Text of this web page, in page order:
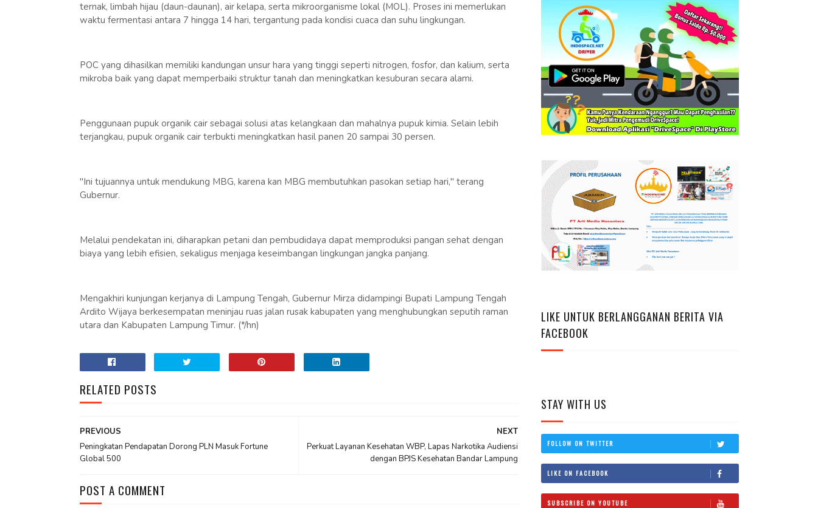
ternak, limbah hijau (daun-daunan), air kelapa, serta mikroorganisme lokal (MOL). Proses ini memerlukan
waktu fermentasi antara 7 hingga 14 hari, tergantung pada kondisi cuaca dan suhu lingkungan.
POC yang dihasilkan memiliki kandungan unsur hara yang tinggi seperti nitrogen, fosfor, dan kalium, serta
mikroba baik yang dapat memperbaiki struktur tanah dan meningkatkan kesuburan secara alami.
Penggunaan pupuk organik cair sebagai solusi atas kelangkaan dan mahalnya pupuk kimia. Selain lebih
terjangkau, pupuk organik cair terbukti meningkatkan hasil panen 20 sampai 30 persen.
"Ini tujuannya untuk mendukung MBG, karena kan MBG membutuhkan pasokan setiap hari," terang
Gubernur.
Melalui pendekatan ini, diharapkan petani dan pembudidaya dapat memproduksi pangan sehat dengan
biaya yang lebih efisien, sekaligus menjaga keseimbangan lingkungan jangka panjang.
Mengakhiri kunjungan kerjanya di Lampung Tengah, Gubernur Mirza didampingi Bupati Lampung Tengah
Ardito Wijaya berkesempatan meninjau ruas jalan rusak kabupaten yang menghubungkan seputih raman
utara dan Kabupaten Lampung Timur. (*/hn)
RELATED POSTS
NEXT
Perkuat Layanan Kesehatan WBP, Lapas Narkotika Audiensi
dengan BPJS Kesehatan Bandar Lampung
PREVIOUS
Peningkatan Pendapatan Dorong PLN Masuk Fortune
Global 500
POST A COMMENT
LIKE UNTUK BERLANGGANAN BERITA VIA
FACEBOOK
STAY WITH US
FOLLOW ON TWITTER
LIKE ON FACEBOOK
SUBSCRIBE ON YOUTUBE